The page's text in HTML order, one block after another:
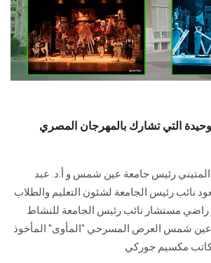
التي تشارك بالمهرجان المصري
رئيس جامعة عين شمس و أ.د. عبد
نائب رئيس الجامعة لشئون التعليم والطلاب
راضي مستشار نائب رئيس الجامعة للنشاط
عين شمس العرض المسرحي "المأوى" المأخوذ
مكسيم جوركي